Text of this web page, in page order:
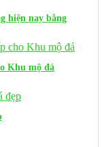
hiện nay bằng
Khu mộ đá